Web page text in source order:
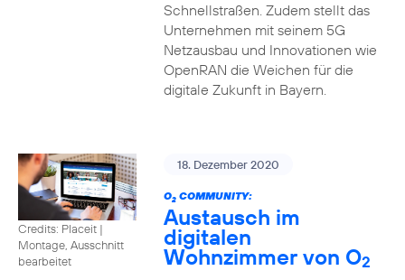
Schnellstraßen. Zudem stellt das
Unternehmen mit seinem 5G
Netzausbau und Innovationen wie
OpenRAN die Weichen für die
digitale Zukunft in Bayern.
Credits: Placeit |
Montage, Ausschnitt
bearbeitet
18. Dezember 2020
O2COMMUNITY:
Austausch im
digitalen
Wohnzimmer von O2